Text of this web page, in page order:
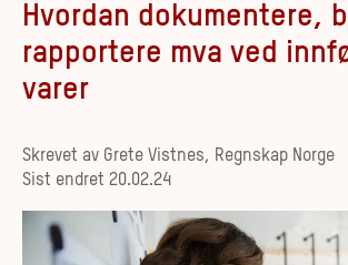
Hvordan dokumentere,
rapportere mva ved
varer
Skrevet av Grete Vistnes, Regnskap Norge
Sist endret 20.02.24